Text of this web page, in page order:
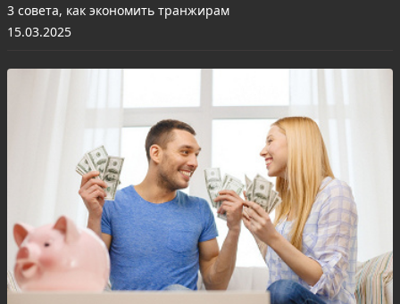
3 совета, как экономить транжирам
15.03.2025